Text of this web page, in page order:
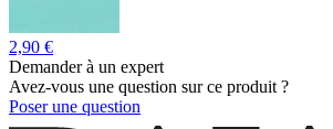
2,90 €
Demander à un expert
Avez-vous une question sur ce produit ?
Poser une question